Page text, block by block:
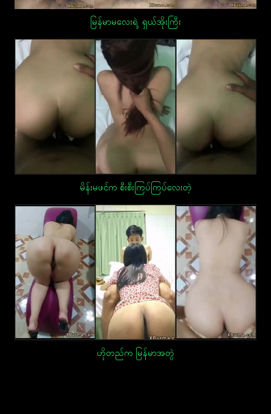
မြန်မာမလေးရဲ့ ရှယ်အိုးကြီး
မိန်းမဖင်က စီးစီးကြပ်ကြပ်လေးတဲ့
ဟိုတည်က မြန်မာအတွဲ